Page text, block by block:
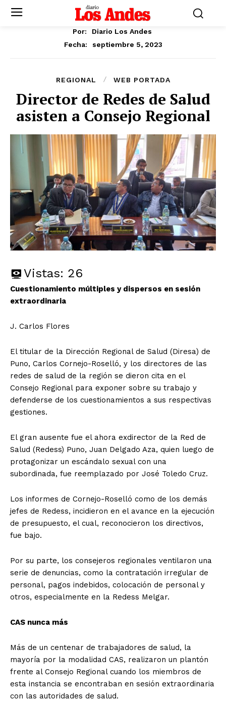
Por:
Diario Los Andes
Fecha:
septiembre 5, 2023
REGIONAL WEB PORTADA
Director de Redes de Salud
asisten a Consejo Regional
Vistas: 26
Cuestionamiento múltiples y dispersos en sesión
extraordinaria
J. Carlos Flores
El titular de la Dirección Regional de Salud (Diresa) de
Puno, Carlos Cornejo-Roselló, y los directores de las
redes de salud de la región se dieron cita en el
Consejo Regional para exponer sobre su trabajo y
defenderse de los cuestionamientos a sus respectivas
gestiones.
El gran ausente fue el ahora exdirector de la Red de
Salud (Redess) Puno, Juan Delgado Aza, quien luego de
protagonizar un escándalo sexual con una
subordinada, fue reemplazado por José Toledo Cruz.
Los informes de Cornejo-Roselló como de los demás
jefes de Redess, incidieron en el avance en la ejecución
de presupuesto, el cual, reconocieron los directivos,
fue bajo.
Por su parte, los consejeros regionales ventilaron una
serie de denuncias, como la contratación irregular de
personal, pagos indebidos, colocación de personal y
otros, especialmente en la Redess Melgar.
CAS nunca más
Más de un centenar de trabajadores de salud, la
mayoría por la modalidad CAS, realizaron un plantón
frente al Consejo Regional cuando los miembros de
esta instancia se encontraban en sesión extraordinaria
con las autoridades de salud.